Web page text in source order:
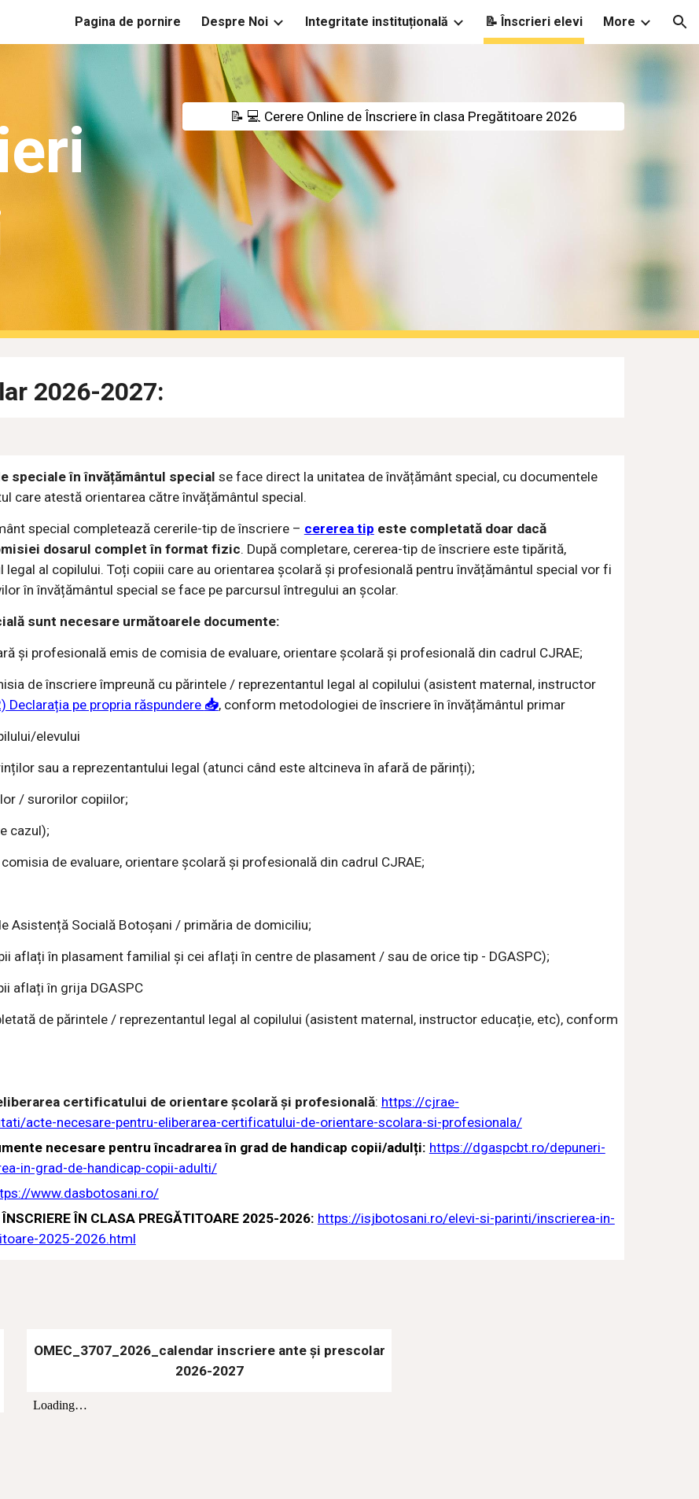
to main content Skip to navigation
Pagina de pornire Despre Noi Integritate instituțională 📝 Înscrieri elevi More
📝 💻 Cerere Online de Înscriere în clasa Pregătitoare 2026
2026-2027:
speciale în învățământul special se face direct la unitatea de învățământ special, cu documentele
care atestă orientarea către învățământul special.
special completează cererile-tip de înscriere – cererea tip este completată doar dacă
dosarul complet în format fizic. După completare, cererea-tip de înscriere este tipărită,
al copilului. Toți copiii care au orientarea școlară și profesională pentru învățământul special vor fi
în învățământul special se face pe parcursul întregului an școlar.
sunt necesare următoarele documente:
și profesională emis de comisia de evaluare, orientare școlară și profesională din cadrul CJRAE;
de înscriere împreună cu părintele / reprezentantul legal al copilului (asistent maternal, instructor
Declarația pe propria răspundere 📥, conform metodologiei de înscriere în învățământul primar
elevului
sau a reprezentantului legal (atunci când este altcineva în afară de părinți);
/ surorilor copiilor;
cazul);
de evaluare, orientare școlară și profesională din cadrul CJRAE;
Asistență Socială Botoșani / primăria de domiciliu;
aflați în plasament familial și cei aflați în centre de plasament / sau de orice tip - DGASPC);
aflați în grija DGASPC
de părintele / reprezentantul legal al copilului (asistent maternal, instructor educație, etc),conform
certificatului de orientare școlară și profesională: https://cjrae-
acte-necesare-pentru-eliberarea-certificatului-de-orientare-scolara-si-profesionala/
necesare pentru încadrarea în grad de handicap copii/adulți: https://dgaspcbt.ro/depuneri-
in-grad-de-handicap-copii-adulti/
www.dasbotosani.ro/
ÎN CLASA PREGĂTITOARE 2025-2026: https://isjbotosani.ro/elevi-si-parinti/inscrierea-in-
2025-2026.html
OMEC_3707_2026_calendar inscriere ante și prescolar
2026-2027